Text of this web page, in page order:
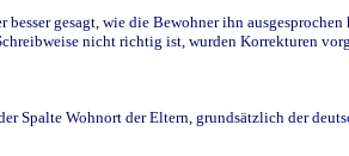
gesagt, wie die Bewohner ihn ausgesprochen
nicht richtig ist, wurden Korrekturen
Spalte Wohnort der Eltern, grundsätzlich der